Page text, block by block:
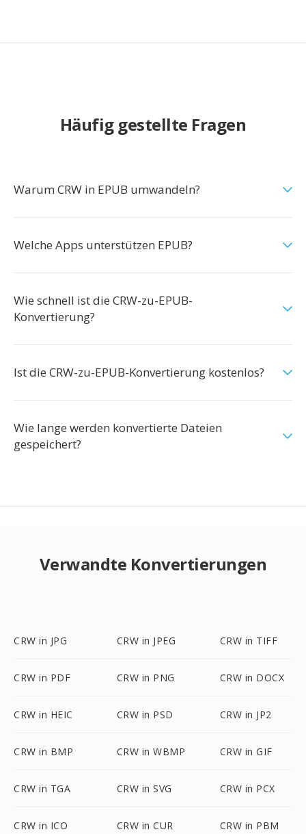
Häufig gestellte Fragen
Warum CRW in EPUB umwandeln?
Welche Apps unterstützen EPUB?
Wie schnell ist die CRW-zu-EPUB-
Konvertierung?
Ist die CRW-zu-EPUB-Konvertierung kostenlos?
Wie lange werden konvertierte Dateien
gespeichert?
Verwandte Konvertierungen
CRW in JPG CRW in JPEG CRW in TIFF
CRW in PDF CRW in PNG CRW in DOCX
CRW in HEIC CRW in PSD CRW in JP2
CRW in BMP CRW in WBMP CRW in GIF
CRW in TGA CRW in SVG CRW in PCX
CRW in ICO CRW in CUR CRW in PBM